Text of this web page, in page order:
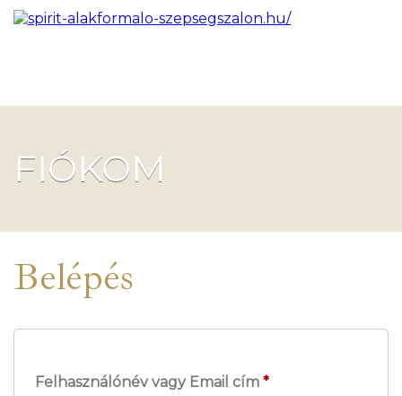
FIÓKOM
Belépés
Felhasználónév vagy Email cím *